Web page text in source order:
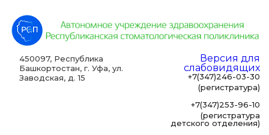
450097, Республика
Башкортостан, г. Уфа, ул.
Заводская, д. 15
Версия для
слабовидящих
+7(347)246-03-30
(регистратура)
+7(347)253-96-10
(регистратура
детского отделения)